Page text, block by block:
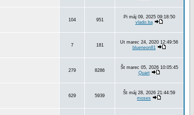
104 951
Pi máj 09, 2025 09:18:50
vlado.ba
7 181
Ut marec 24, 2020 12:49:56
blueneon81
279 8286
Št marec 05, 2026 10:05:45
Quart
629 5939
Št máj 28, 2026 21:44:59
moses